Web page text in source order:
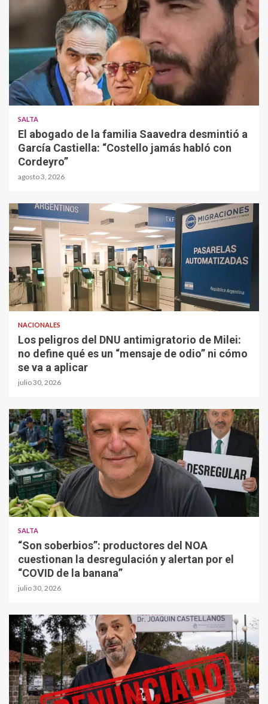
SALTA
El abogado de la familia Saavedra desmintió a
García Castiella: “Costello jamás habló con
Cordeyro”
agosto 3, 2026
NACIONALES
Los peligros del DNU antimigratorio de Milei:
no define qué es un “mensaje de odio” ni cómo
se va a aplicar
julio 30, 2026
SALTA
“Son soberbios”: productores del NOA
cuestionan la desregulación y alertan por el
“COVID de la banana”
julio 30, 2026